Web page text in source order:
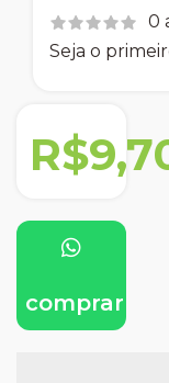
0
Seja o
comprar